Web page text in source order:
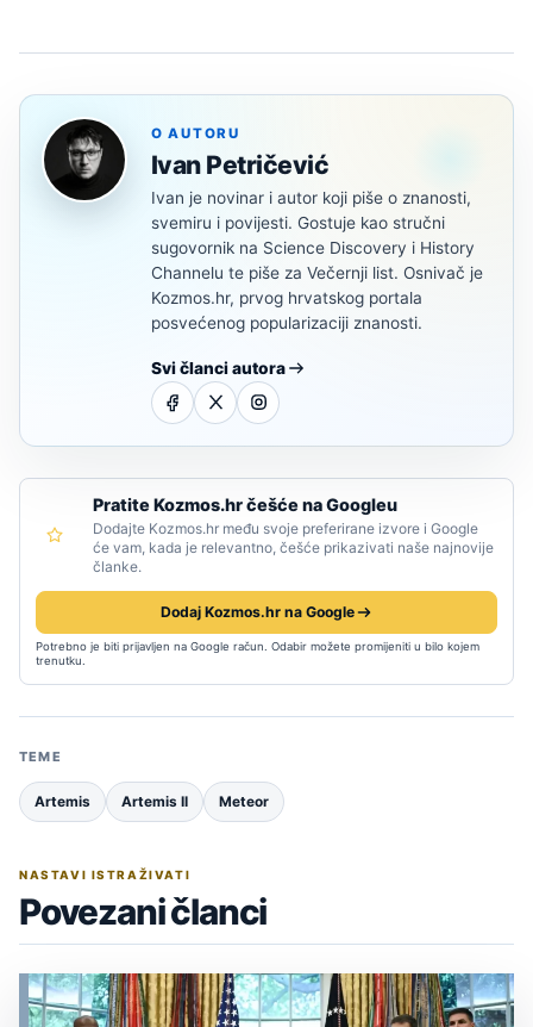
O AUTORU
Ivan Petričević
Ivan je novinar i autor koji piše o znanosti,
svemiru i povijesti. Gostuje kao stručni
sugovornik na Science Discovery i History
Channelu te piše za Večernji list. Osnivač je
Kozmos.hr, prvog hrvatskog portala
posvećenog popularizaciji znanosti.
Svi članci autora
Pratite Kozmos.hr češće na Googleu
Dodajte Kozmos.hr među svoje preferirane izvore i Google
će vam, kada je relevantno, češće prikazivati naše najnovije
članke.
Dodaj Kozmos.hr na Google
Potrebno je biti prijavljen na Google račun. Odabir možete promijeniti u bilo kojem
trenutku.
TEME
Artemis Artemis II Meteor
NASTAVI ISTRAŽIVATI
Povezani članci